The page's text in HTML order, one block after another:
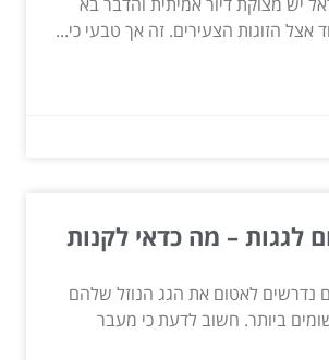
יש מצוקת דיור אמיתית והדבר בא
אצל הזוגות הצעירים. זה אך טבעי כי...
לגגות – מה כדאי לקנות
נדרשים לאטום את הגג הנוזל שלהם
ביותר. חשוב לדעת כי מעבר